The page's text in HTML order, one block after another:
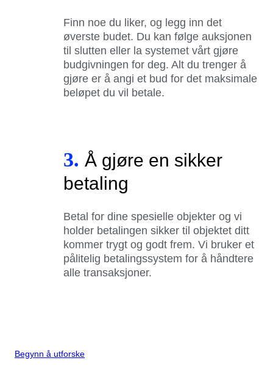
Finn noe du liker, og legg inn det
øverste budet. Du kan følge auksjonen
til slutten eller la systemet vårt gjøre
budgivningen for deg. Alt du trenger å
gjøre er å angi et bud for det maksimale
beløpet du vil betale.
3. Å gjøre en sikker
betaling
Betal for dine spesielle objekter og vi
holder betalingen sikker til objektet ditt
kommer trygt og godt frem. Vi bruker et
pålitelig betalingssystem for å håndtere
alle transaksjoner.
Begynn å utforske